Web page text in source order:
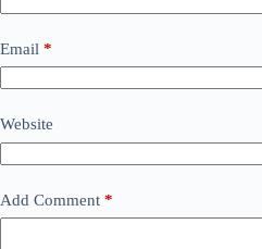
Email *
Website
Add Comment *